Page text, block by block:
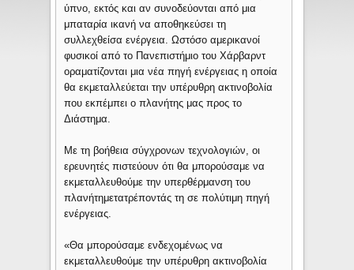
ύπνο, εκτός και αν συνοδεύονται από μια
μπαταρία ικανή να αποθηκεύσει τη
συλλεχθείσα ενέργεια. Ωστόσο αμερικανοί
φυσικοί από το Πανεπιστήμιο του Χάρβαρντ
οραματίζονται μια νέα πηγή ενέργειας η οποία
θα εκμεταλλεύεται την υπέρυθρη ακτινοβολία
που εκπέμπει ο πλανήτης μας προς το
Διάστημα.
Με τη βοήθεια σύγχρονων τεχνολογιών, οι
ερευνητές πιστεύουν ότι θα μπορούσαμε να
εκμεταλλευθούμε την υπερθέρμανση του
πλανήτημετατρέποντάς τη σε πολύτιμη πηγή
ενέργειας.
«Θα μπορούσαμε ενδεχομένως να
εκμεταλλευθούμε την υπέρυθρη ακτινοβολία